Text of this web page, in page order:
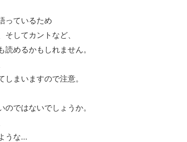
っているため
してカントなど、
めるかもしれません。
まいますので注意。
ではないでしょうか。
うな…